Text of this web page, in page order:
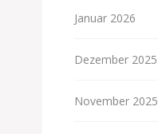
Januar 2026
Dezember 2025
November 2025